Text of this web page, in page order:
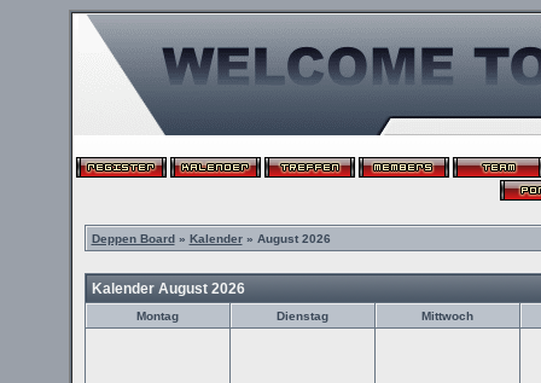
Deppen Board» Kalender» August 2026
Kalender August 2026
Montag Dienstag Mittwoch